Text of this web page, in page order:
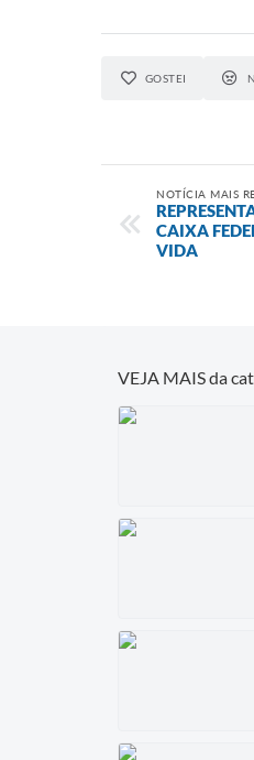
GOSTEI
NOTÍCIA MAIS
CAIXA
VIDA
VEJA MAIS da